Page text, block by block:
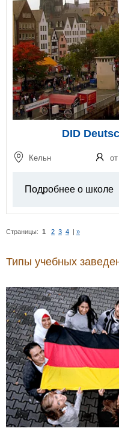
DID
Кельн
Подробнее о школе
Страницы: 1 2 3 4 | »
Типы учебных